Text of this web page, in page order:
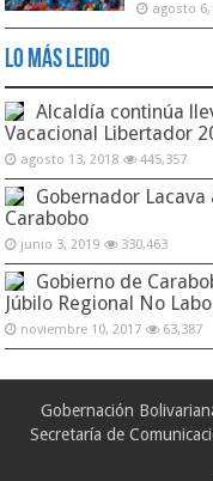
agosto 6,
Lo Más Leido
Alcaldía continúa
Vacacional Libertador
agosto 13, 2018 445,357
Gobernador
Carabobo
junio 3, 2019 330,463
Gobierno de
Júbilo Regional No
noviembre 10, 2017 63,387
Gobernación
Secretaría de